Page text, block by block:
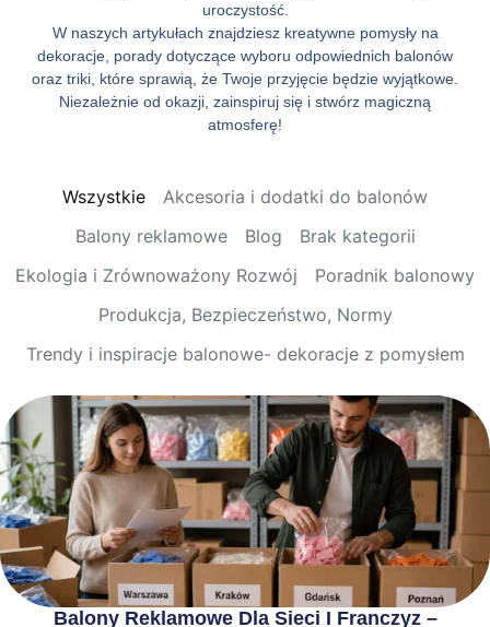
uroczystość.
W naszych artykułach znajdziesz kreatywne pomysły na
dekoracje, porady dotyczące wyboru odpowiednich balonów
oraz triki, które sprawią, że Twoje przyjęcie będzie wyjątkowe.
Niezależnie od okazji, zainspiruj się i stwórz magiczną
atmosferę!
Akcesoria i dodatki do balonów
Balony reklamowe
Blog
Brak kategorii
Ekologia i Zrównoważony Rozwój
Poradnik balonowy
Produkcja, Bezpieczeństwo, Normy
Trendy i inspiracje balonowe- dekoracje z pomysłem
Wszystkie
Balony Reklamowe Dla Sieci I Franczyz –